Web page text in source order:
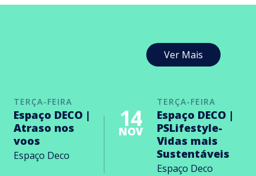
Ver Mais
TERÇA-FEIRA
Espaço DECO |
Atraso nos
voos
Espaço Deco
TERÇA-FEIRA
14
NOV
Espaço DECO |
PSLifestyle-
Vidas mais
Sustentáveis
Espaço Deco